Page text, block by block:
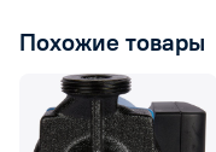
Похожие товары